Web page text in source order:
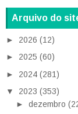
Arquivo do
► 2026 (12)
► 2025 (60)
► 2024 (281)
▼ 2023 (353)
► dezembro